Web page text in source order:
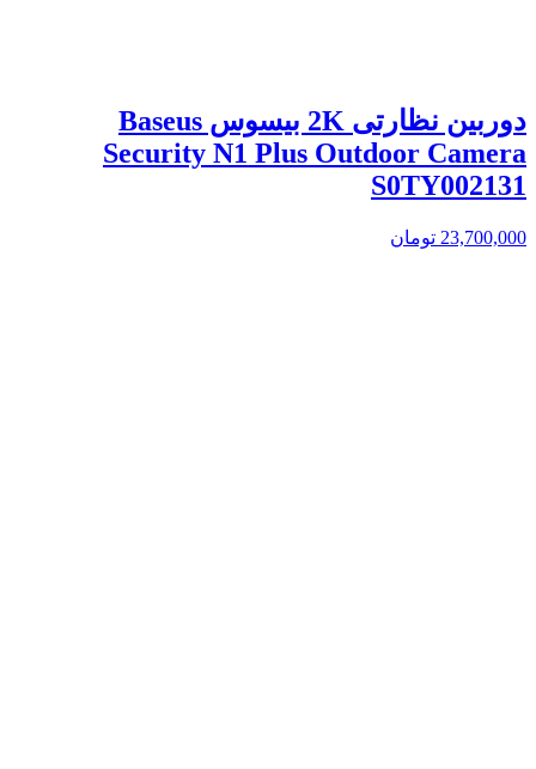
دوربین نظارتی 2K بیسوس Baseus
Security N1 Plus Outdoor Camera
S0TY002131
23,700,000 تومان